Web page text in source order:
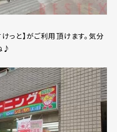
っと】がご利用頂けます。気分
♪